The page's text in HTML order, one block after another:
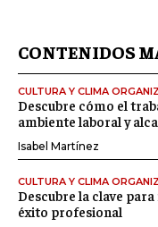
CONTENIDOS
CULTURA Y CLIMA
Descubre cómo el
ambiente laboral y
Isabel Martínez
CULTURA Y CLIMA
Descubre la clave
éxito profesional